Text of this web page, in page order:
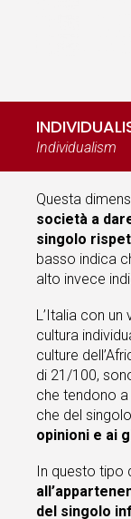
Individualism
Questa
società a
singolo
basso indica
alto invece
L’Italia con
cultura
culture
di 21/100,
che tendono a
che del
opinioni e ai
In questo tipo
del singolo